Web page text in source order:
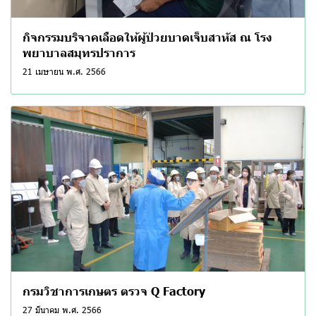
กิจกรรมบริจาคเลือดให้ผู้ป่วยบาดเจ็บสาหัส ณ โรง
พยาบาลสมุทรปราการ
21 เมษายน พ.ศ. 2566
กรมวิชาการเกษตร ตรวจ Q Factory
27 มีนาคม พ.ศ. 2566